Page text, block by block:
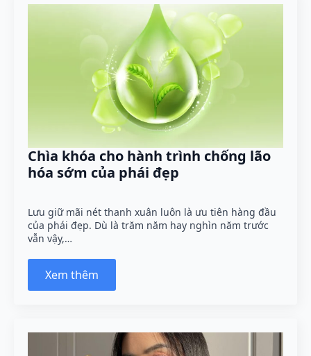
Chìa khóa cho hành trình chống lão
hóa sớm của phái đẹp
Lưu giữ mãi nét thanh xuân luôn là ưu tiên hàng đầu
của phái đẹp. Dù là trăm năm hay nghìn năm trước
vẫn vậy,…
Xem thêm